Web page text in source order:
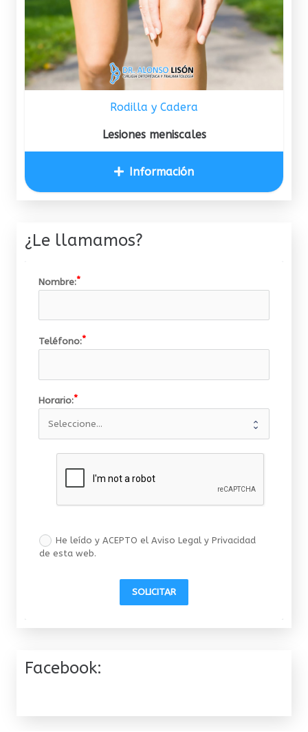
Rodilla y Cadera
Lesiones meniscales
Información
¿Le llamamos?
Nombre:
Teléfono:
Horario:
He leído y ACEPTO el Aviso Legal y Privacidad
de esta web.
SOLICITAR
Facebook: